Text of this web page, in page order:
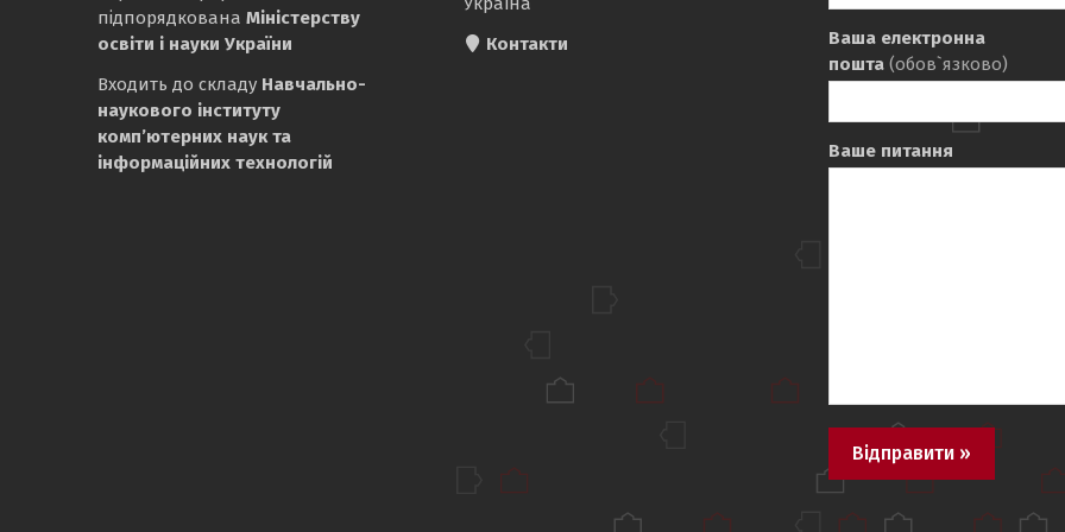
підпорядкована Міністерству
освіти і науки України
Входить до складу Навчально-
наукового інституту
комп’ютерних наук та
інформаційних технологій
Контакти
Ваша електронна
пошта (обов`язково)
Ваше питання